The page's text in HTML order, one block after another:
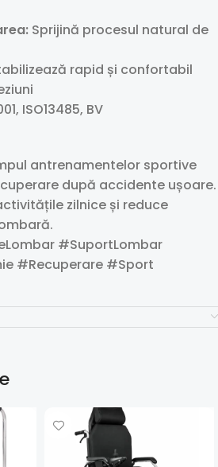
Sprijină procesul natural de
rapid și confortabil
ISO13485, BV
antrenamentelor sportive
după accidente ușoare.
zilnice și reduce
#SuportLombar
#Recuperare #Sport